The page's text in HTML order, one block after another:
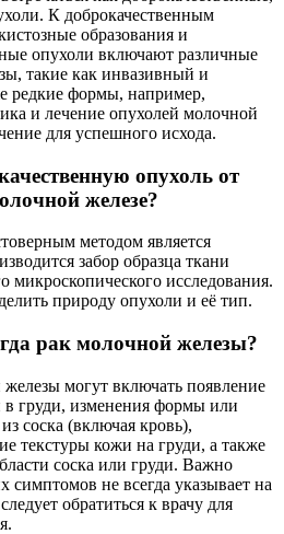
К доброкачественным
образования и
опухоли включают различные
такие как инвазивный и
редкие формы, например,
и лечение опухолей молочной
для успешного исхода.
опухоль от
железе?
методом является
забор образца ткани
микроскопического исследования.
природу опухоли и её тип.
рак молочной железы?
могут включать появление
груди, изменения формы или
соска (включая кровь),
текстуры кожи на груди, а также
соска или груди. Важно
симптомов не всегда указывает на
обратиться к врачу для